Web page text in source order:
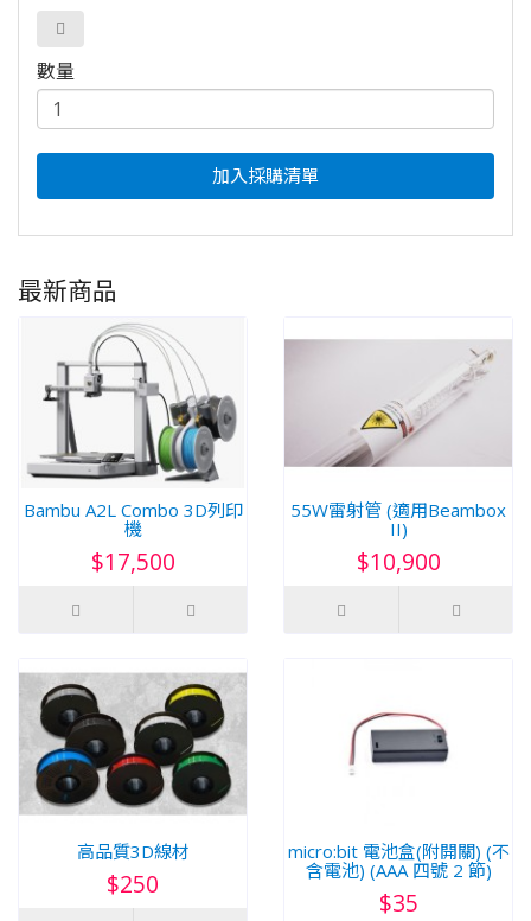
數量
加入採購清單
最新商品
Bambu A2L Combo 3D列印
機
$17,500
55W雷射管 (適用Beambox
II)
$10,900
高品質3D線材
$250
micro:bit 電池盒(附開關) (不
含電池) (AAA 四號 2 節)
$35